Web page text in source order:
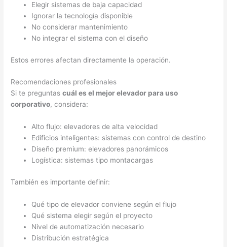
Elegir sistemas de baja capacidad
Ignorar la tecnología disponible
No considerar mantenimiento
No integrar el sistema con el diseño
Estos errores afectan directamente la operación.
Recomendaciones profesionales
Si te preguntascuál es el mejor elevador para uso
corporativo, considera:
Alto flujo: elevadores de alta velocidad
Edificios inteligentes: sistemas con control de destino
Diseño premium: elevadores panorámicos
Logística: sistemas tipo montacargas
También es importante definir:
Qué tipo de elevador conviene según el flujo
Qué sistema elegir según el proyecto
Nivel de automatización necesario
Distribución estratégica